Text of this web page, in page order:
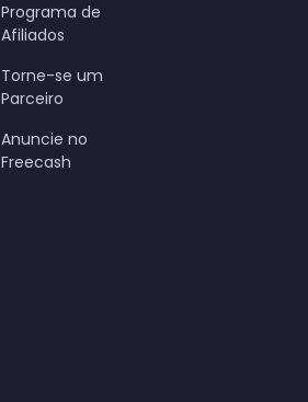
Programa de
Afiliados
Torne-se um
Parceiro
Anuncie no
Freecash